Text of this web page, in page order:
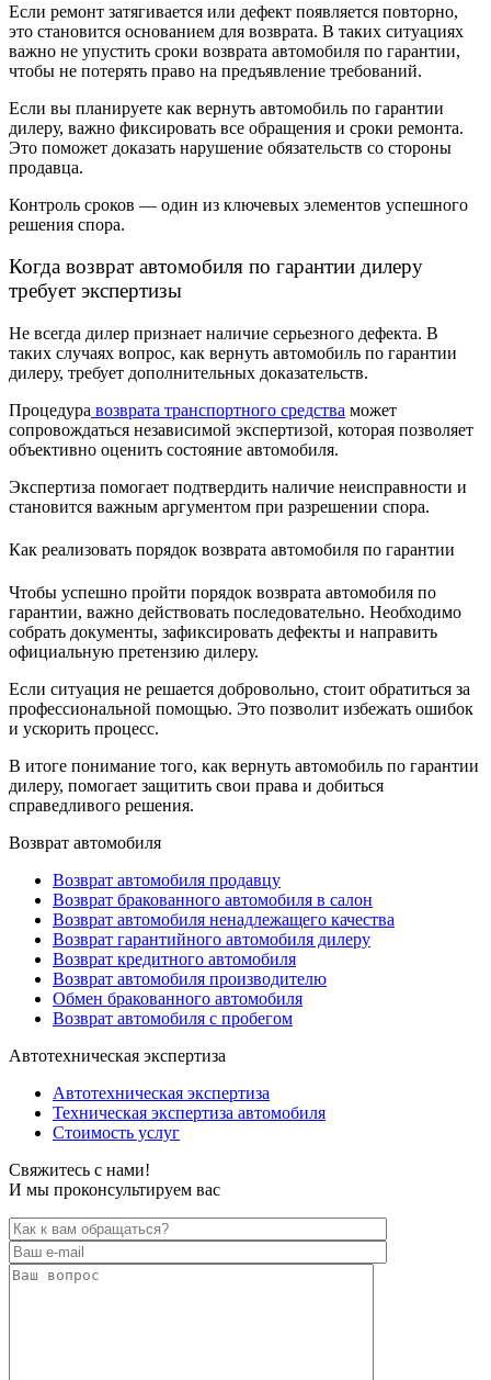
Если ремонт затягивается или дефект появляется повторно,
это становится основанием для возврата. В таких ситуациях
важно не упустить сроки возврата автомобиля по гарантии,
чтобы не потерять право на предъявление требований.
Если вы планируете как вернуть автомобиль по гарантии
дилеру, важно фиксировать все обращения и сроки ремонта.
Это поможет доказать нарушение обязательств со стороны
продавца.
Контроль сроков — один из ключевых элементов успешного
решения спора.
Когда возврат автомобиля по гарантии дилеру
требует экспертизы
Не всегда дилер признает наличие серьезного дефекта. В
таких случаях вопрос, как вернуть автомобиль по гарантии
дилеру, требует дополнительных доказательств.
Процедура возврата транспортного средства может
сопровождаться независимой экспертизой, которая позволяет
объективно оценить состояние автомобиля.
Экспертиза помогает подтвердить наличие неисправности и
становится важным аргументом при разрешении спора.
Как реализовать порядок возврата автомобиля по гарантии
Чтобы успешно пройти порядок возврата автомобиля по
гарантии, важно действовать последовательно. Необходимо
собрать документы, зафиксировать дефекты и направить
официальную претензию дилеру.
Если ситуация не решается добровольно, стоит обратиться за
профессиональной помощью. Это позволит избежать ошибок
и ускорить процесс.
В итоге понимание того, как вернуть автомобиль по гарантии
дилеру, помогает защитить свои права и добиться
справедливого решения.
Возврат автомобиля
Возврат автомобиля продавцу
Возврат бракованного автомобиля в салон
Возврат автомобиля ненадлежащего качества
Возврат гарантийного автомобиля дилеру
Возврат кредитного автомобиля
Возврат автомобиля производителю
Обмен бракованного автомобиля
Возврат автомобиля с пробегом
Автотехническая экспертиза
Автотехническая экспертиза
Техническая экспертиза автомобиля
Стоимость услуг
Свяжитесь с нами!
И мы проконсультируем вас